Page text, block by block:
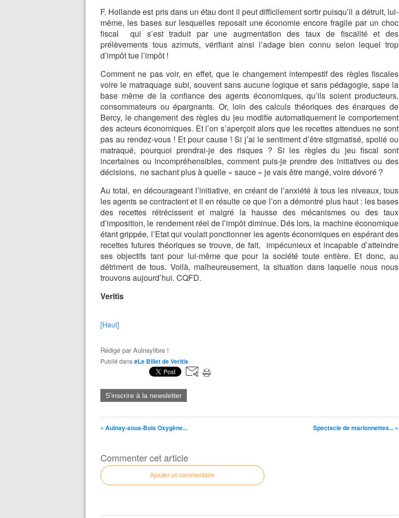
F. Hollande est pris dans un étau dont il peut difficilement sortir puisqu’il a détruit, lui-
même, les bases sur lesquelles reposait une économie encore fragile par un choc
fiscal qui s’est traduit par une augmentation des taux de fiscalité et des
prélèvements tous azimuts, vérifiant ainsi l’adage bien connu selon lequel trop
d’impôt tue l’impôt !
Comment ne pas voir, en effet, que le changement intempestif des règles fiscales
voire le matraquage subi, souvent sans aucune logique et sans pédagogie, sape la
base même de la confiance des agents économiques, qu’ils soient producteurs,
consommateurs ou épargnants. Or, loin des calculs théoriques des énarques de
Bercy, le changement des règles du jeu modifie automatiquement le comportement
des acteurs économiques. Et l’on s’aperçoit alors que les recettes attendues ne sont
pas au rendez-vous ! Et pour cause ! Si j’ai le sentiment d’être stigmatisé, spolié ou
matraqué, pourquoi prendrai-je des risques ? Si les règles du jeu fiscal sont
incertaines ou incompréhensibles, comment puis-je prendre des initiatives ou des
décisions, ne sachant plus à quelle « sauce » je vais être mangé, voire dévoré ?
Au total, en décourageant l’initiative, en créant de l’anxiété à tous les niveaux, tous
les agents se contractent et il en résulte ce que l’on a démontré plus haut : les bases
des recettes rétrécissent et malgré la hausse des mécanismes ou des taux
d’imposition, le rendement réel de l’impôt diminue. Dés lors, la machine économique
étant grippée, l’Etat qui voulait ponctionner les agents économiques en espérant des
recettes futures théoriques se trouve, de fait, impécunieux et incapable d’atteindre
ses objectifs tant pour lui-même que pour la société toute entière. Et donc, au
détriment de tous. Voilà, malheureusement, la situation dans laquelle nous nous
trouvons aujourd’hui. CQFD.
Veritis
[Haut]
Rédigé parAulnaylibre !
Publié dans#Le Billet de Veritis
S'inscrire à la newsletter
« Aulnay-sous-Bois Oxygène... Spectacle de marionnettes... »
Commenter cet article
Ajouter un commentaire